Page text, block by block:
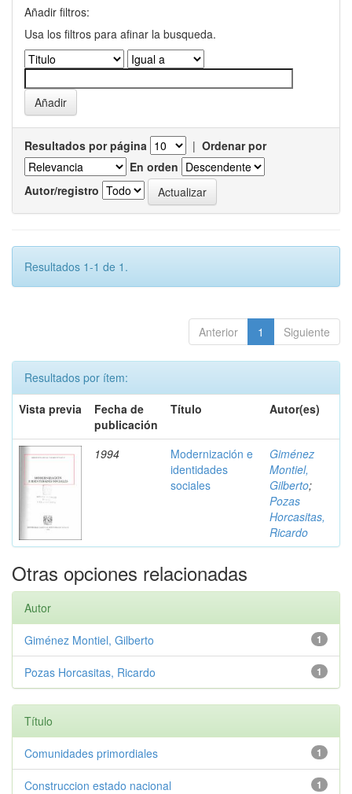
Añadir filtros:
Usa los filtros para afinar la busqueda.
Resultados por página | Ordenar por
En orden
Autor/registro
Resultados 1-1 de 1.
Anterior 1 Siguiente
Resultados por ítem:
Vista previa
Fecha de
publicación
Título Autor(es)
1994
Modernización e
identidades
sociales
Giménez
Montiel,
Gilberto;
Pozas
Horcasitas,
Ricardo
Otras opciones relacionadas
Autor
1
Giménez Montiel, Gilberto
1
Pozas Horcasitas, Ricardo
Título
1
Comunidades primordiales
1
Construccion estado nacional